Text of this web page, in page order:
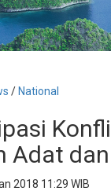
/ National
Adat
2018 11:29 WIB